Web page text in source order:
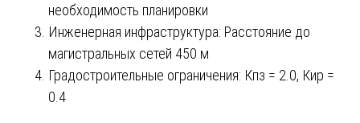
необходимость планировки
Инженерная инфраструктура: Расстояние до
магистральных сетей 450 м
Градостроительные ограничения: Кпз = 2.0, Кир =
0.4